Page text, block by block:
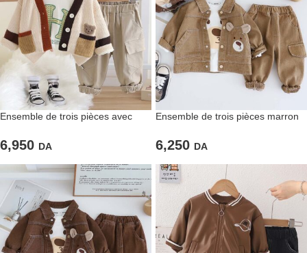
Ensemble de trois pièces avec
6,950 DA
Ensemble de trois pièces marron
6,250 DA